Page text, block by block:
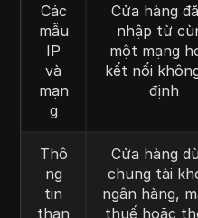
Các
mẫu
IP
và
mạn
g
Cửa hàng
nhập từ
một mạng
kết nối
định
Thô
ng
tin
than
Cửa hàng
chung tài
ngân hàng,
thuế hoặc